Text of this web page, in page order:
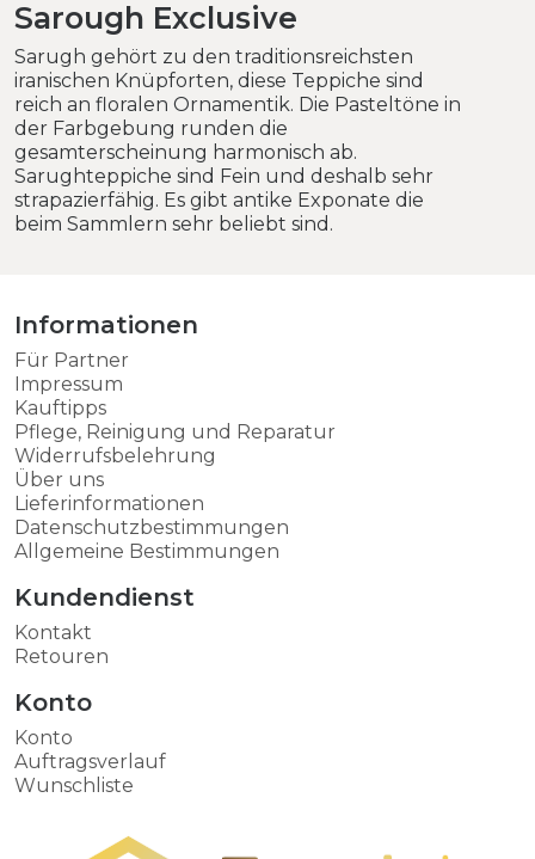
Sarough Exclusive
Sarugh gehört zu den traditionsreichsten
iranischen Knüpforten, diese Teppiche sind
reich an floralen Ornamentik. Die Pasteltöne in
der Farbgebung runden die
gesamterscheinung harmonisch ab.
Sarughteppiche sind Fein und deshalb sehr
strapazierfähig. Es gibt antike Exponate die
beim Sammlern sehr beliebt sind.
Informationen
Für Partner
Impressum
Kauftipps
Pflege, Reinigung und Reparatur
Widerrufsbelehrung
Über uns
Lieferinformationen
Datenschutzbestimmungen
Allgemeine Bestimmungen
Kundendienst
Kontakt
Retouren
Konto
Konto
Auftragsverlauf
Wunschliste